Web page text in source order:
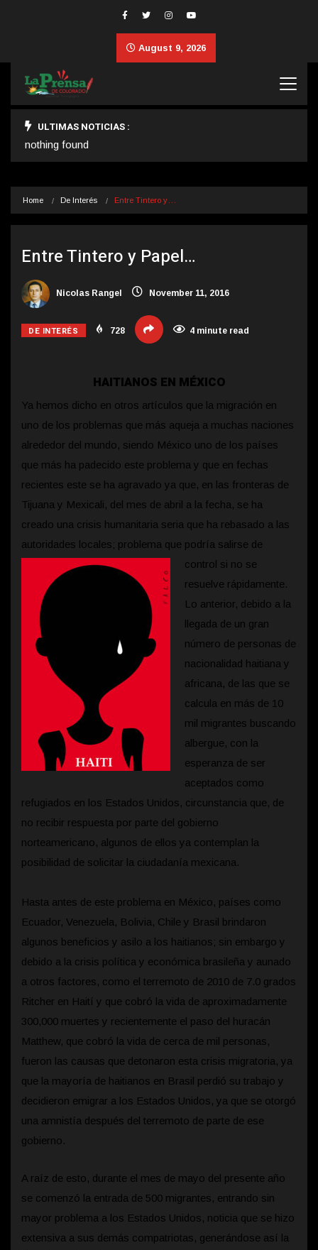
August 9, 2026
ULTIMAS NOTICIAS :
nothing found
Home De Interés Entre Tintero y…
Entre Tintero y Papel…
Nicolas Rangel November 11, 2016
DE INTERÉS 728 4 minute read
HAITIANOS EN MÉXICO
Ya hemos dicho en otros artículos que la migración en
uno de los problemas que más aqueja a muchas naciones
alrededor del mundo, siendo México uno de los países
que más ha padecido este problema y que en fechas
recientes este se ha agravado ya que, en las fronteras de
Tijuana y Mexicali, del mes de abril a la fecha, se ha
creado una crisis humanitaria seria que ha rebasado a las
autoridades locales; problema que podría salirse de
control si no se
resuelve rápidamente.
Lo anterior, debido a la
llegada de un gran
número de personas de
nacionalidad haitiana y
africana, de las que se
calcula en más de 10
mil migrantes buscando
albergue, con la
esperanza de ser
aceptados como
refugiados en los Estados Unidos, circunstancia que, de
no recibir respuesta por parte del gobierno
norteamericano, algunos de ellos ya contemplan la
posibilidad de solicitar la ciudadanía mexicana.
Hasta antes de este problema en México, países como
Ecuador, Venezuela, Bolivia, Chile y Brasil brindaron
algunos beneficios y asilo a los haitianos; sin embargo y
debido a la crisis política y económica brasileña y aunado
a otros factores, como el terremoto de 2010 de 7.0 grados
Ritcher en Haití y que cobró la vida de aproximadamente
300,000 muertes y recientemente el paso del huracán
Matthew, que cobró la vida de cerca de mil personas,
fueron las causas que detonaron esta crisis migratoria, ya
que la mayoría de haitianos en Brasil perdió su trabajo y
decidieron emigrar a los Estados Unidos, ya que se otorgó
una amnistía después del terremoto de parte de ese
gobierno.
A raíz de esto, durante el mes de mayo del presente año
se comenzó la entrada de 500 migrantes, entrando sin
mayor problema a los Estados Unidos, noticia que se hizo
extensiva a sus demás compatriotas, generándose así la